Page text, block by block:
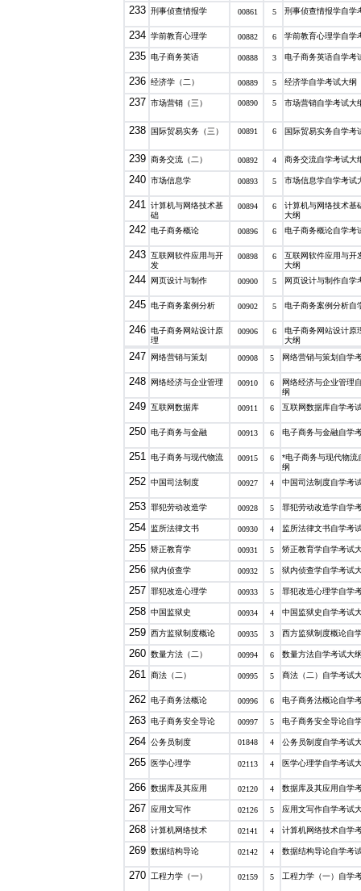
233 刑事侦查情报学 00861 5 刑事侦查情报学自学
234 学前教育心理学 00882 6 学前教育心理学自学
235 电子商务英语 00888 3 电子商务英语自学考
236 经济学（二） 00889 5 经济学自学考试大纲
237 市场营销（三） 00890 5 市场营销自学考试大
238 国际贸易实务（三） 00891 6 国际贸易实务自学考
239 商务交流（二） 00892 4 商务交流自学考试大
240 市场信息学 00893 5 市场信息学自学考试
241
计算机与网络技术基
础
00894 6
计算机与网络技术基
大纲
242 电子商务概论 00896 6 电子商务概论自学考
243 互联网软件应用与开
发
00898 6
互联网软件应用与开
大纲
244 网页设计与制作 00900 5 网页设计与制作自学
245 电子商务案例分析 00902 5 电子商务案例分析自
246 电子商务网站设计原
理
00906 6
电子商务网站设计原
大纲
247 网络营销与策划 00908 5 网络营销与策划自学
248 网络经济与企业管理 00910 6
网络经济与企业管理
纲
249 互联网数据库 00911 6 互联网数据库自学考
250 电子商务与金融 00913 6 电子商务与金融自学
251 电子商务与现代物流 00915 6
*电子商务与现代物流
纲
252 中国司法制度 00927 4 中国司法制度自学考
253 罪犯劳动改造学 00928 5 罪犯劳动改造学自学
254 监所法律文书 00930 4 监所法律文书自学考
255 矫正教育学 00931 5 矫正教育学自学考试
256 狱内侦查学 00932 5 狱内侦查学自学考试
257 罪犯改造心理学 00933 5 罪犯改造心理学自学
258 中国监狱史 00934 4 中国监狱史自学考试
259 西方监狱制度概论 00935 3 西方监狱制度概论自
260 数量方法（二） 00994 6 数量方法自学考试大
261 商法（二） 00995 5 商法（二）自学考试
262 电子商务法概论 00996 6 电子商务法概论自学
263 电子商务安全导论 00997 5 电子商务安全导论自
264 公务员制度 01848 4 公务员制度自学考试
265 医学心理学 02113 4 医学心理学自学考试
266 数据库及其应用 02120 4 数据库及其应用自学
267 应用文写作 02126 5 应用文写作自学考试
268 计算机网络技术 02141 4 计算机网络技术自学
269 数据结构导论 02142 4 数据结构导论自学考
270 工程力学（一） 02159 5 工程力学（一）自学